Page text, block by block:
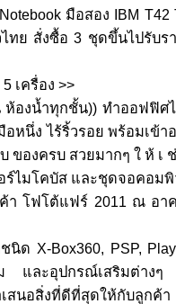
มือสอง IBM T42
ทย สั่งซื้อ 3 ชุดขึ้นไปรับร
เครื่อง >>
ห้องน้ำทุกชั้น)) ทำออฟฟิ
หนึ่ง ไร้ริ้วรอย พร้อมเข้
องครบ สวยมากๆ ใ ห้ เ
ร์ไมโคบัส และชุดจอคอม
า โฟโต้แฟร์ 2011 ณ อา
ด X-Box360, PSP,
ละอุปกรณ์เสริมต่างๆ
เสนอสิ่งที่ดีที่สุดให้กับลูกค้า